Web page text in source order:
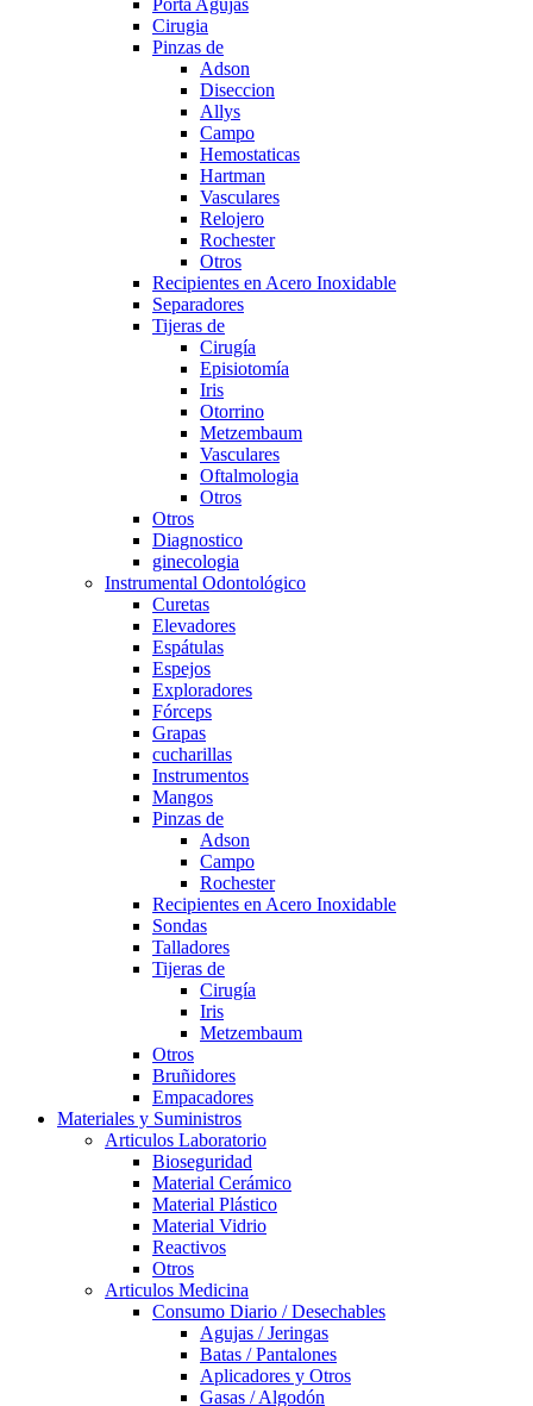
Porta Agujas
Cirugia
Pinzas de
Adson
Diseccion
Allys
Campo
Hemostaticas
Hartman
Vasculares
Relojero
Rochester
Otros
Recipientes en Acero Inoxidable
Separadores
Tijeras de
Cirugía
Episiotomía
Iris
Otorrino
Metzembaum
Vasculares
Oftalmologia
Otros
Otros
Diagnostico
ginecologia
Instrumental Odontológico
Curetas
Elevadores
Espátulas
Espejos
Exploradores
Fórceps
Grapas
cucharillas
Instrumentos
Mangos
Pinzas de
Adson
Campo
Rochester
Recipientes en Acero Inoxidable
Sondas
Talladores
Tijeras de
Cirugía
Iris
Metzembaum
Otros
Bruñidores
Empacadores
Materiales y Suministros
Articulos Laboratorio
Bioseguridad
Material Cerámico
Material Plástico
Material Vidrio
Reactivos
Otros
Articulos Medicina
Consumo Diario / Desechables
Agujas / Jeringas
Batas / Pantalones
Aplicadores y Otros
Gasas / Algodón